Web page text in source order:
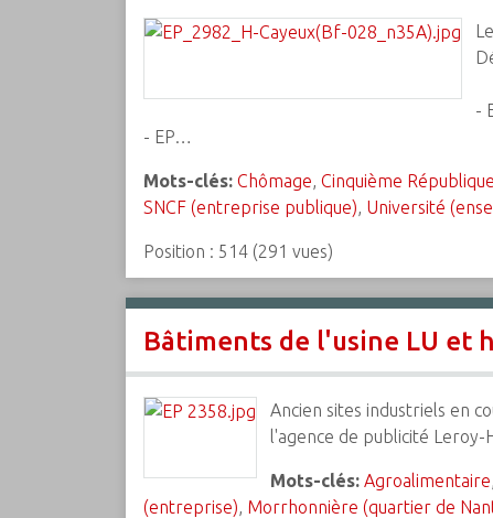
-
- EP…
Mots-clés: Chômage, Cinquième République
SNCF (entreprise publique), Université
Position : 514(291 vues)
Bâtiments de l'usine LU et
Ancien sites industriels en
l'agence de publicité
Mots-clés: Agroalimentaire,
(entreprise), Morrhonnière (quartier de